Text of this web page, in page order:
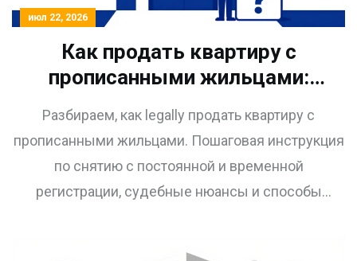
июл 22, 2026
Как продать квартиру с
прописанными жильцами:
пошаговый порядок снятия с
регистрации в 2026 году
Разбираем, как legally продать квартиру с
прописанными жильцами. Пошаговая инструкция
по снятию с постоянной и временной
регистрации, судебные нюансы и способы